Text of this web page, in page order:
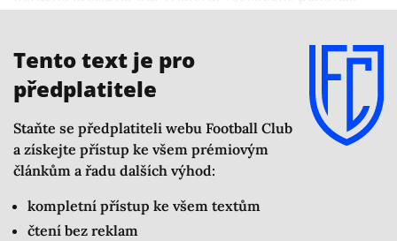
Tento text je pro
předplatitele
Staňte se předplatiteli webu Football Club
a získejte přístup ke všem prémiovým
článkům a řadu dalších výhod:
kompletní přístup ke všem textům
čtení bez reklam